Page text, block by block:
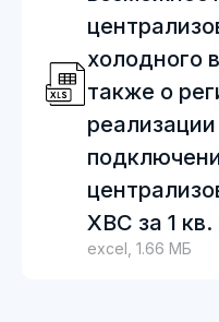
холодного
также о
ХВС за 1 кв.
excel, 1.66 МБ